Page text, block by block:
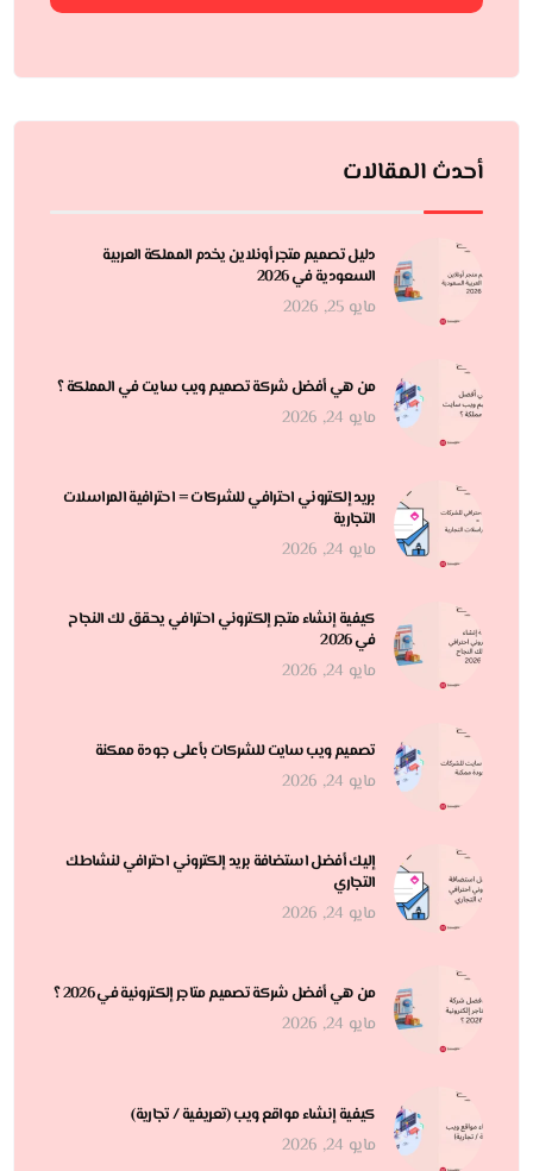
أحدث المقالات
دليل تصميم متجر أونلاين يخدم المملكة العربية
السعودية في 2026
مايو 25, 2026
من هي أفضل شركة تصميم ويب سايت في المملكة ؟
مايو 24, 2026
بريد إلكتروني احترافي للشركات = احترافية المراسلات
التجارية
مايو 24, 2026
كيفية إنشاء متجر إلكتروني احترافي يحقق لك النجاح
في 2026
مايو 24, 2026
تصميم ويب سايت للشركات بأعلى جودة ممكنة
مايو 24, 2026
إليك أفضل استضافة بريد إلكتروني احترافي لنشاطك
التجاري
مايو 24, 2026
من هي أفضل شركة تصميم متاجر إلكترونية في 2026 ؟
مايو 24, 2026
كيفية إنشاء مواقع ويب (تعريفية / تجارية)
مايو 24, 2026